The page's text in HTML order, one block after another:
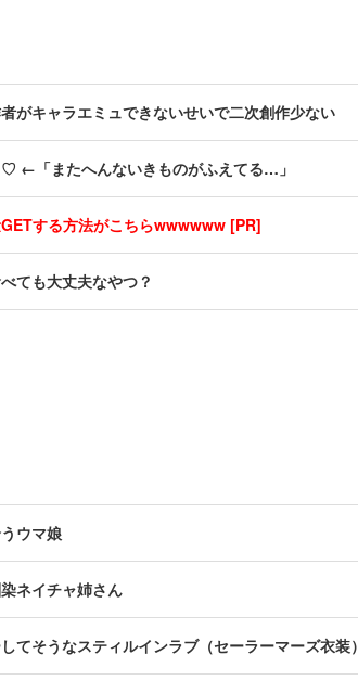
がキャラエミュできないせいで二次創作少ない
♡ ←「またへんないきものがふえてる…」
する方法がこちらwwwwww [PR]
ても大丈夫なやつ？
ウマ娘
ネイチャ姉さん
てそうなスティルインラブ（セーラーマーズ衣装）